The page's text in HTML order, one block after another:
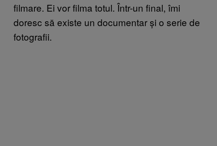
filmare. Ei vor filma totul. Într-un final, îmi
doresc să existe un documentar și o serie de
fotografii.